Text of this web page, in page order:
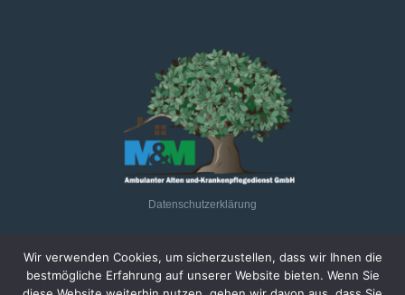
Datenschutzerklärung
Wir verwenden Cookies, um sicherzustellen, dass wir Ihnen die
bestmögliche Erfahrung auf unserer Website bieten. Wenn Sie